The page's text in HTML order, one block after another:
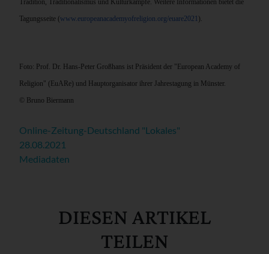
Tradition, Traditionalismus und Kulturkämpfe. Weitere Informationen bietet die
Tagungsseite (www.europeanacademyofreligion.org/euare2021 ).
Foto: Prof. Dr. Hans-Peter Großhans ist Präsident der "European Academy of
Religion" (EuARe) und Hauptorganisator ihrer Jahrestagung in Münster.
© Bruno Biermann
Online-Zeitung-Deutschland "Lokales"
28.08.2021
Mediadaten
DIESEN ARTIKEL
TEILEN